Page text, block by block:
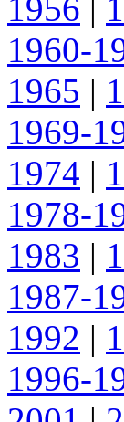
1956 |
1960-
1965 |
1969-
1974 |
1978-
1983 |
1987-
1992 |
1996-